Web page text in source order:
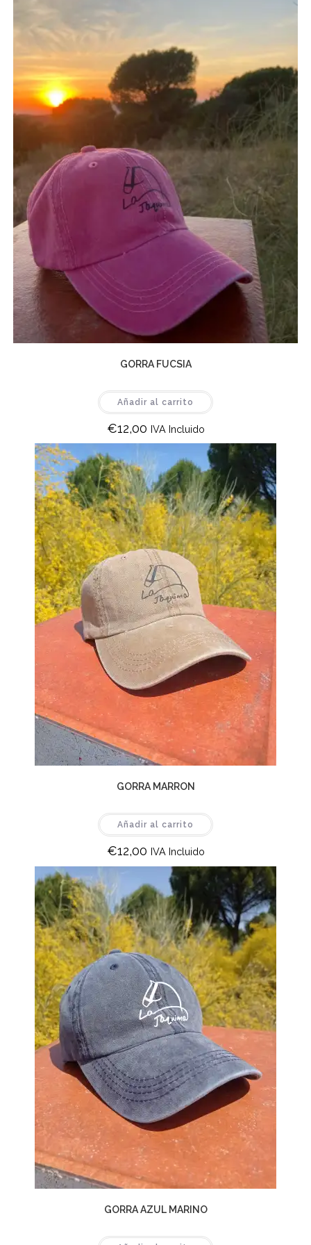
GORRA FUCSIA
Añadir al carrito
€12,00 IVA Incluido
GORRA MARRON
Añadir al carrito
€12,00 IVA Incluido
GORRA AZUL MARINO